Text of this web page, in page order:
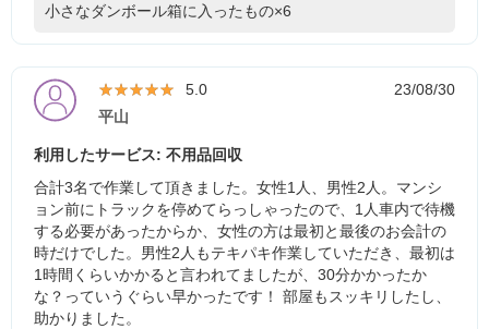
小さなダンボール箱に入ったもの×6
★★★★★
★★★★★ 5.0
23/08/30
平山
利用したサービス: 不用品回収
合計3名で作業して頂きました。女性1人、男性2人。マンシ
ョン前にトラックを停めてらっしゃったので、1人車内で待機
する必要があったからか、女性の方は最初と最後のお会計の
時だけでした。男性2人もテキパキ作業していただき、最初は
1時間くらいかかると言われてましたが、30分かかったか
な？っていうぐらい早かったです！ 部屋もスッキリしたし、
助かりました。